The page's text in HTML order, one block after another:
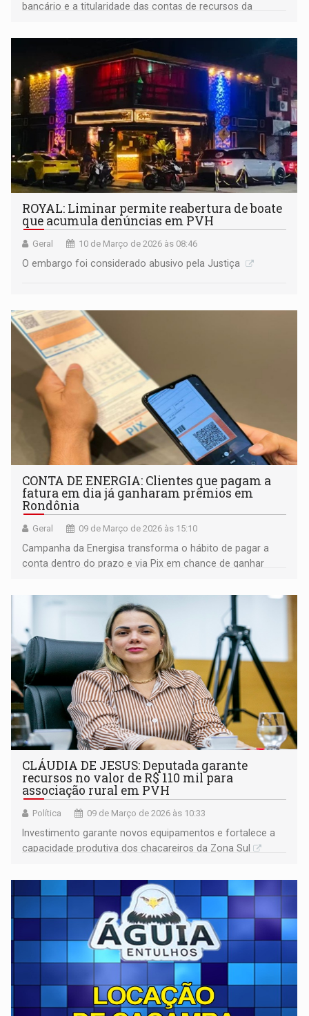
bancário e a titularidade das contas de recursos da
ROYAL: Liminar permite reabertura de boate
que acumula denúncias em PVH
Geral 10 de Março de 2026 às 08:46
O embargo foi considerado abusivo pela Justiça
CONTA DE ENERGIA: Clientes que pagam a
fatura em dia já ganharam prêmios em
Rondônia
Geral 09 de Março de 2026 às 15:10
Campanha da Energisa transforma o hábito de pagar a
conta dentro do prazo e via Pix em chance de ganhar
CLÁUDIA DE JESUS: Deputada garante
recursos no valor de R$ 110 mil para
associação rural em PVH
Política 09 de Março de 2026 às 10:33
Investimento garante novos equipamentos e fortalece a
capacidade produtiva dos chacareiros da Zona Sul